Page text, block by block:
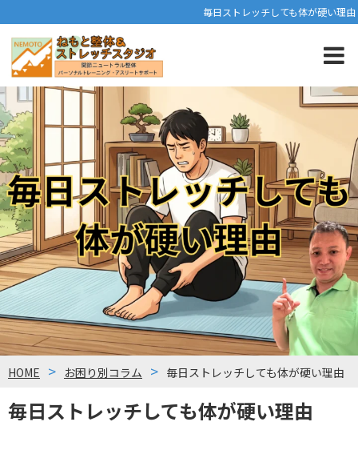
毎日ストレッチしても体が硬い理由
毎日ストレッチしても体が硬い理由
HOME お困り別コラム 毎日ストレッチしても体が硬い理由